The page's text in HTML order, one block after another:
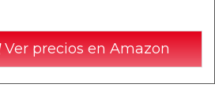
Ver precios en Amazon